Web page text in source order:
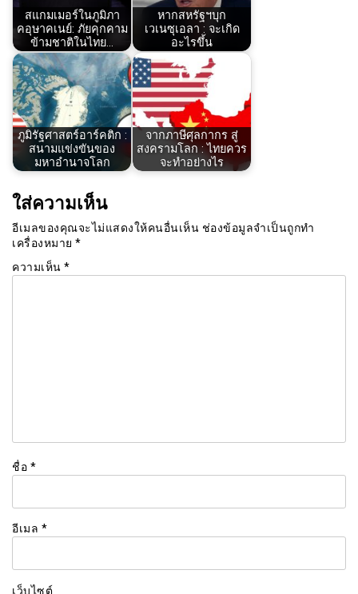
สแกมเมอร์ในภูมิภา
คอุษาคเนย์: ภัยคุกคาม
ข้ามชาติในไทย…
หากสหรัฐฯบุก
เวเนซุเอลา : จะเกิด
อะไรขึ้น
ภูมิรัฐศาสตร์อาร์คติก :
สนามแข่งขันของ
มหาอำนาจโลก
จากภาษีศุลกากร สู่
สงครามโลก : ไทยควร
จะทำอย่างไร
ใส่ความเห็น
อีเมลของคุณจะไม่แสดงให้คนอื่นเห็น ช่องข้อมูลจำเป็นถูกทำ
เครื่องหมาย *
ความเห็น *
ชื่อ *
อีเมล *
เว็บไซต์